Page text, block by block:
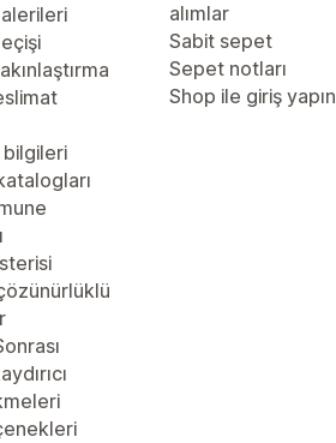
bilgileri
alımlar
Sabit sepet
Sepet notları
Shop ile giriş yapın